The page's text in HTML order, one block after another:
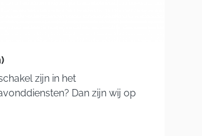
zijn in het
Dan zijn wij op